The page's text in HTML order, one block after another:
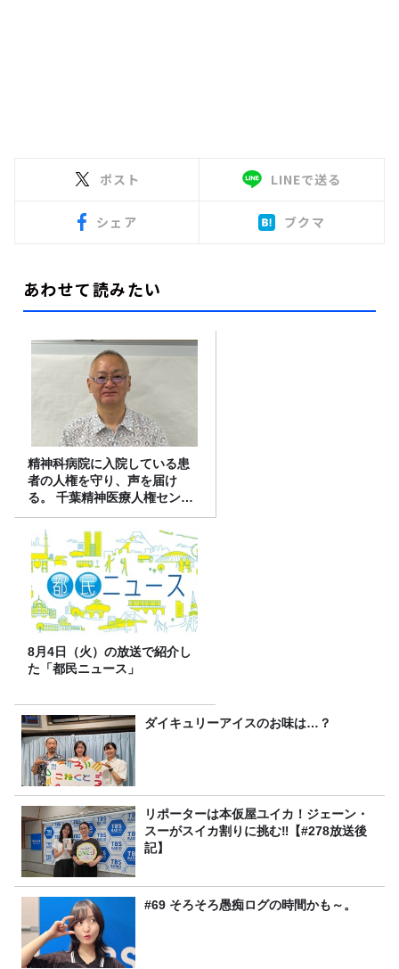
ポスト LINEで送る
シェア ブクマ
あわせて読みたい
精神科病院に入院している患
者の人権を守り、声を届け
る。 千葉精神医療人権センタ
ーの取り組み
8月4日（火）の放送で紹介し
た「都民ニュース」
ダイキュリーアイスのお味は…？
リポーターは本仮屋ユイカ！ジェーン・
スーがスイカ割りに挑む‼【#278放送後
記】
#69 そろそろ愚痴ログの時間かも～。